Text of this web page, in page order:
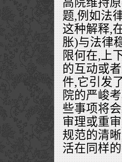
题,例如法
这种解释,
胀)与法律
限何在,上
的互动或
件,它引发
院的严峻
些事项将
审理或重
规范的清
活在同样